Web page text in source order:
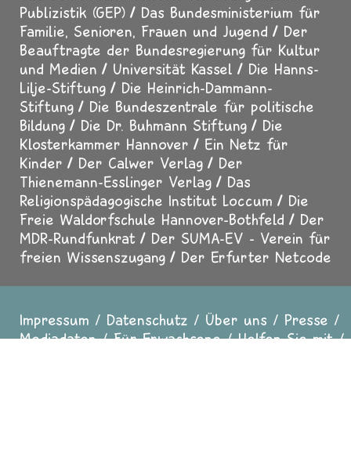
GEFÖRDERT DURCH
Das Gemeinschaftswerk der Evangelischen
Publizistik (GEP)
Das Bundesministerium für
Familie, Senioren, Frauen und Jugend
Beauftragte der Bundesregierung für Kultur
und Medien
Universität Kassel
Die Hanns-
Lilje-Stiftung
Die Heinrich-Dammann-
Stiftung
Die Bundeszentrale für politische
Bildung
Die Dr. Buhmann Stiftung
Klosterkammer Hannover
Ein Netz für
Kinder
Der Calwer Verlag
Der
Thienemann-Esslinger Verlag
Das
Religionspädagogische Institut Loccum
Die
Freie Waldorfschule Hannover-Bothfeld
Der
freien Wissenszugang
Der Erfurter Netcode